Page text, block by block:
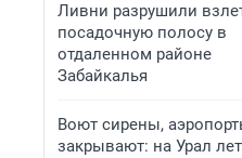
Ливни разрушили
посадочную полосу в
отдаленном районе
Забайкалья
Воют сирены,
закрывают: на Урал